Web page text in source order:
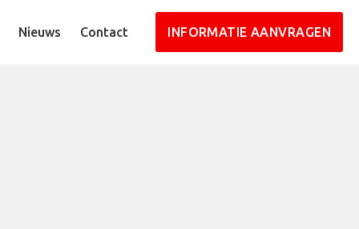
Nieuws Contact INFORMATIE AANVRAGEN